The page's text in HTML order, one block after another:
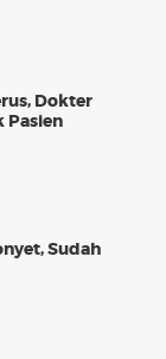
Dokter
Pasien
Sudah